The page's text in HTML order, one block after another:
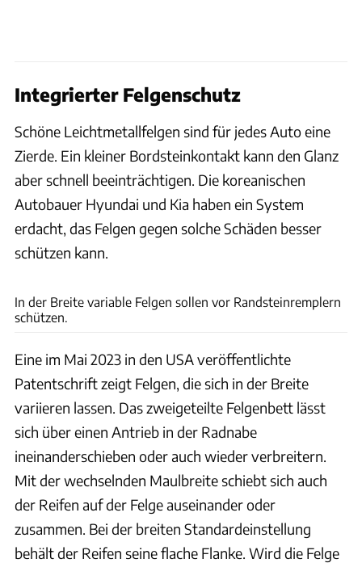
Integrierter Felgenschutz
Schöne Leichtmetallfelgen sind für jedes Auto eine
Zierde. Ein kleiner Bordsteinkontakt kann den Glanz
aber schnell beeinträchtigen. Die koreanischen
Autobauer Hyundai und Kia haben ein System
erdacht, das Felgen gegen solche Schäden besser
schützen kann.
In der Breite variable Felgen sollen vor Randsteinremplern
schützen.
Eine im Mai 2023 in den USA veröffentlichte
Patentschrift zeigt Felgen, die sich in der Breite
variieren lassen. Das zweigeteilte Felgenbett lässt
sich über einen Antrieb in der Radnabe
ineinanderschieben oder auch wieder verbreitern.
Mit der wechselnden Maulbreite schiebt sich auch
der Reifen auf der Felge auseinander oder
zusammen. Bei der breiten Standardeinstellung
behält der Reifen seine flache Flanke. Wird die Felge